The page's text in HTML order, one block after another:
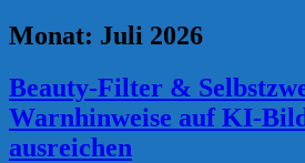
Monat: Juli 2026
Beauty-Filter &
Warnhinweise auf KI-
ausreichen